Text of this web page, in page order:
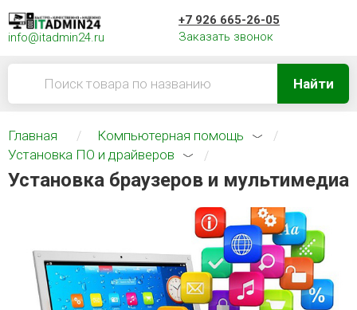
info@itadmin24.ru
+7 926 665-26-05
Заказать звонок
Найти
Главная
Компьютерная помощь
Установка ПО и драйверов
Установка браузеров и мультимедиа